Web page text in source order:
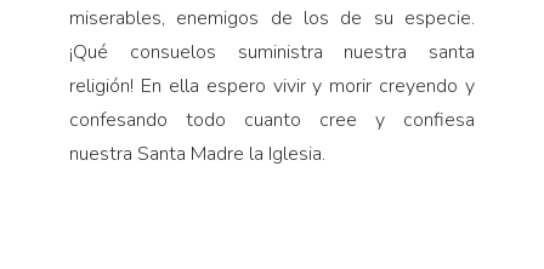
miserables, enemigos de los de su especie.
¡Qué consuelos suministra nuestra santa
religión! En ella espero vivir y morir creyendo y
confesando todo cuanto cree y confiesa
nuestra Santa Madre la Iglesia.